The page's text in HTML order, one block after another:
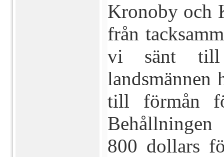
Kronoby och
från
vi sänt till
landsmännen
till förmån
800 dollars